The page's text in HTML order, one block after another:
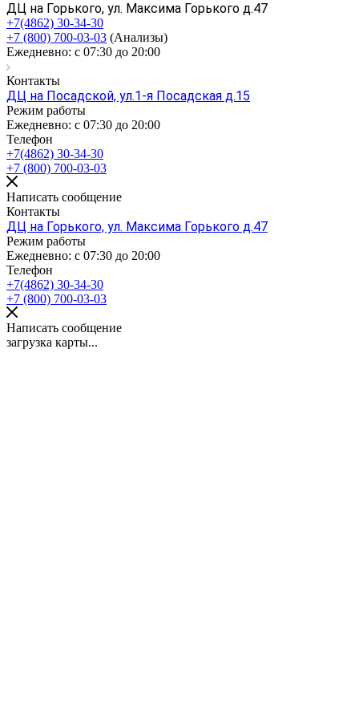
ДЦ на Горького, ул. Максима Горького д.47
+7(4862) 30-34-30
+7 (800) 700-03-03 (Анализы)
Ежедневно: с 07:30 до 20:00
Контакты
ДЦ на Посадской, ул.1-я Посадская д.15
Режим работы
Ежедневно: с 07:30 до 20:00
Телефон
+7(4862) 30-34-30
+7 (800) 700-03-03
Написать сообщение
Контакты
ДЦ на Горького, ул. Максима Горького д.47
Режим работы
Ежедневно: с 07:30 до 20:00
Телефон
+7(4862) 30-34-30
+7 (800) 700-03-03
Написать сообщение
загрузка карты...